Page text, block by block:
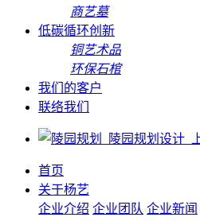
商艺墓
低碳循环创新
铜艺术品
环保石棺
我们的客户
联络我们
首页
关于杨艺
企业介绍 企业团队 企业新闻